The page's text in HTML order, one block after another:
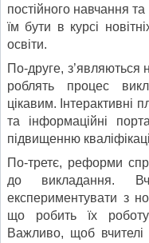
постійного навчання
їм бути в курсі
освіти.
По-друге, з’являються
роблять процес
цікавим. Інтерактивні
та інформаційні
підвищенню
По-третє, реформи
до викладання.
експериментувати з
що робить їх
Важливо, щоб вчителі